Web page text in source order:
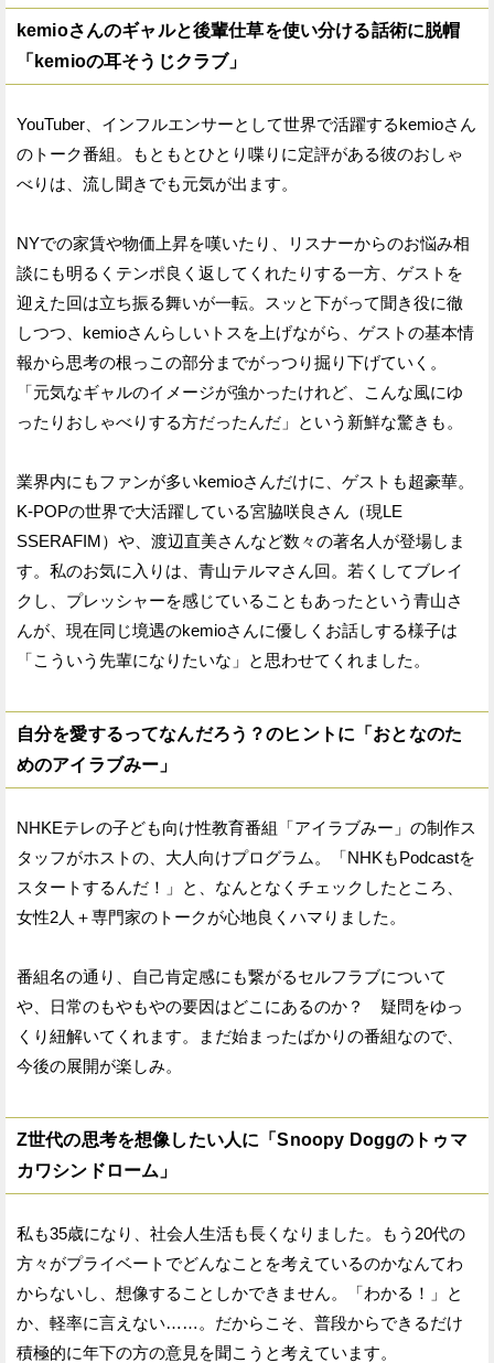
kemioさんのギャルと後輩仕草を使い分ける話術に脱帽
「kemioの耳そうじクラブ」
YouTuber、インフルエンサーとして世界で活躍するkemioさん
のトーク番組。もともとひとり喋りに定評がある彼のおしゃ
べりは、流し聞きでも元気が出ます。
NYでの家賃や物価上昇を嘆いたり、リスナーからのお悩み相
談にも明るくテンポ良く返してくれたりする一方、ゲストを
迎えた回は立ち振る舞いが一転。スッと下がって聞き役に徹
しつつ、kemioさんらしいトスを上げながら、ゲストの基本情
報から思考の根っこの部分までがっつり掘り下げていく。
「元気なギャルのイメージが強かったけれど、こんな風にゆ
ったりおしゃべりする方だったんだ」という新鮮な驚きも。
業界内にもファンが多いkemioさんだけに、ゲストも超豪華。
K-POPの世界で大活躍している宮脇咲良さん（現LE
SSERAFIM）や、渡辺直美さんなど数々の著名人が登場しま
す。私のお気に入りは、青山テルマさん回。若くしてブレイ
クし、プレッシャーを感じていることもあったという青山さ
んが、現在同じ境遇のkemioさんに優しくお話しする様子は
「こういう先輩になりたいな」と思わせてくれました。
自分を愛するってなんだろう？のヒントに「おとなのた
めのアイラブみー」
NHKEテレの子ども向け性教育番組「アイラブみー」の制作ス
タッフがホストの、大人向けプログラム。「NHKもPodcastを
スタートするんだ！」と、なんとなくチェックしたところ、
女性2人＋専門家のトークが心地良くハマりました。
番組名の通り、自己肯定感にも繋がるセルフラブについて
や、日常のもやもやの要因はどこにあるのか？ 疑問をゆっ
くり紐解いてくれます。まだ始まったばかりの番組なので、
今後の展開が楽しみ。
Z世代の思考を想像したい人に「Snoopy Doggのトゥマ
カワシンドローム」
私も35歳になり、社会人生活も長くなりました。もう20代の
方々がプライベートでどんなことを考えているのかなんてわ
からないし、想像することしかできません。「わかる！」と
か、軽率に言えない……。だからこそ、普段からできるだけ
積極的に年下の方の意見を聞こうと考えています。